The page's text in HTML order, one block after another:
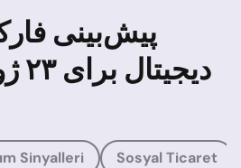
پیش‌بینی
Sinyalleri Sosyal Ticaret